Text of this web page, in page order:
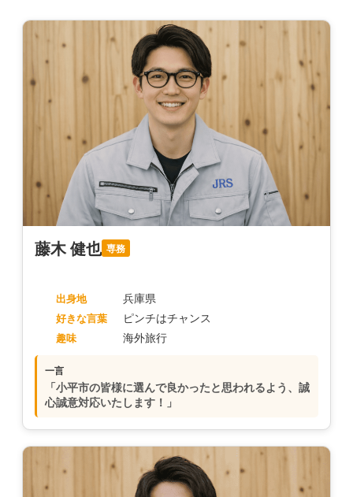
藤木 健也 専務
出身地 兵庫県
好きな言葉 ピンチはチャンス
趣味 海外旅行
一言
「小平市の皆様に選んで良かったと思われるよう、誠
心誠意対応いたします！」